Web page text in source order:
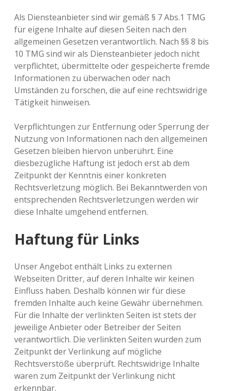
Als Diensteanbieter sind wir gemäß § 7 Abs.1 TMG
für eigene Inhalte auf diesen Seiten nach den
allgemeinen Gesetzen verantwortlich. Nach §§ 8 bis
10 TMG sind wir als Diensteanbieter jedoch nicht
verpflichtet, übermittelte oder gespeicherte fremde
Informationen zu überwachen oder nach
Umständen zu forschen, die auf eine rechtswidrige
Tätigkeit hinweisen.
Verpflichtungen zur Entfernung oder Sperrung der
Nutzung von Informationen nach den allgemeinen
Gesetzen bleiben hiervon unberührt. Eine
diesbezügliche Haftung ist jedoch erst ab dem
Zeitpunkt der Kenntnis einer konkreten
Rechtsverletzung möglich. Bei Bekanntwerden von
entsprechenden Rechtsverletzungen werden wir
diese Inhalte umgehend entfernen.
Haftung für Links
Unser Angebot enthält Links zu externen
Webseiten Dritter, auf deren Inhalte wir keinen
Einfluss haben. Deshalb können wir für diese
fremden Inhalte auch keine Gewähr übernehmen.
Für die Inhalte der verlinkten Seiten ist stets der
jeweilige Anbieter oder Betreiber der Seiten
verantwortlich. Die verlinkten Seiten wurden zum
Zeitpunkt der Verlinkung auf mögliche
Rechtsverstöße überprüft. Rechtswidrige Inhalte
waren zum Zeitpunkt der Verlinkung nicht
erkennbar.